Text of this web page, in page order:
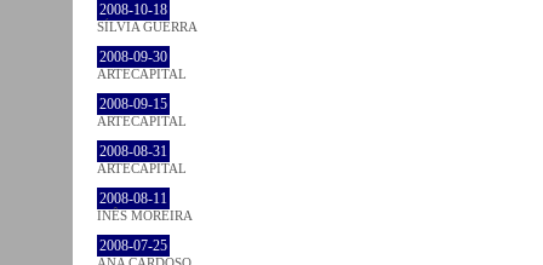
2008-10-18
SÍLVIA GUERRA
2008-09-30
ARTECAPITAL
2008-09-15
ARTECAPITAL
2008-08-31
ARTECAPITAL
2008-08-11
INÊS MOREIRA
2008-07-25